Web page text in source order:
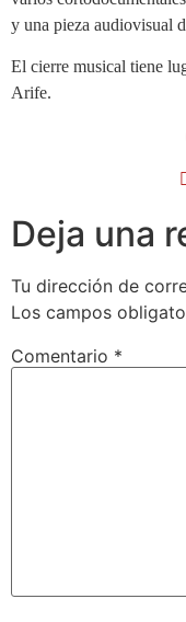
y una pieza audiovisual
El cierre musical tiene
Arife.
Deja una
Tu dirección de
Los campos
Comentario *